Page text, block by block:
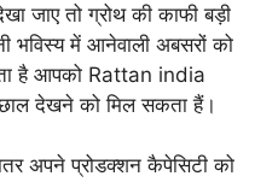
जाए तो ग्रोथ की काफी बड़ी
में आनेवाली अबसरों को
है आपको Rattan india
देखने को मिल सकता हैं।
अपने प्रोडक्शन कैपेसिटी को